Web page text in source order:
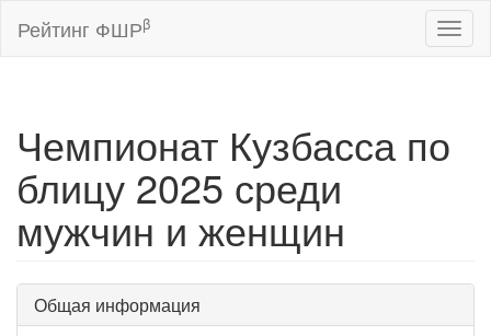
Рейтинг ФШРβ
Чемпионат Кузбасса по
блицу 2025 среди
мужчин и женщин
Общая информация